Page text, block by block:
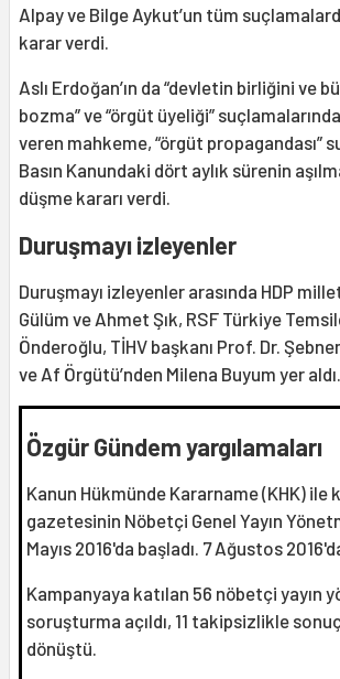
Alpay ve Bilge Aykut’un tüm
karar verdi.
Aslı Erdoğan’ın da “devletin birliğini ve
bozma” ve “örgüt üyeliği”
veren mahkeme, “örgüt propagandası”
Basın Kanundaki dört aylık sürenin
düşme kararı verdi.
Duruşmayı izleyenler
Duruşmayı izleyenler arasında HDP
Gülüm ve Ahmet Şık, RSF Türkiye
Önderoğlu, TİHV başkanı Prof. Dr.
ve Af Örgütü’nden Milena Buyum yer aldı.
Özgür Gündem yargılamaları
Kanun Hükmünde Kararname (KHK) ile
gazetesinin Nöbetçi Genel Yayın
Mayıs 2016'da başladı. 7 Ağustos
Kampanyaya katılan 56 nöbetçi yayın
soruşturma açıldı, 11 takipsizlikle
dönüştü.